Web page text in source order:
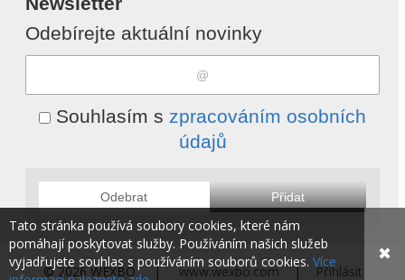
Odebírejte aktuální novinky
Souhlasím s zpracováním osobních
údajů
Odebrat Přidat
© 2026 WEXBO |www.wexbo.com| Přihlásit
Tato stránka používá soubory cookies, které nám
pomáhají poskytovat služby. Používáním našich služeb
vyjadřujete souhlas s používáním souborů cookies. Více
✖